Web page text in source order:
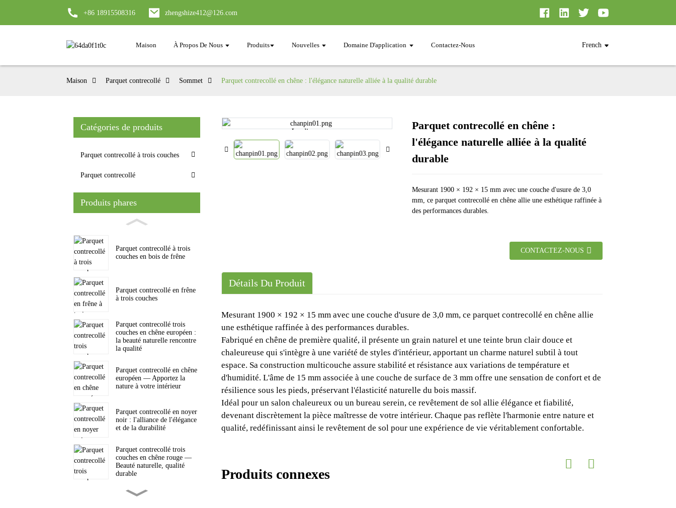
+86 18915508316 zhengshize412@126.com
Maison À Propos De Nous Produits Nouvelles Domaine D'application Contactez-Nous French
Maison Parquet contrecollé Sommet Parquet contrecollé en chêne : l'élégance naturelle alliée à la qualité durable
Catégories de produits
Parquet contrecollé à trois couches
Parquet contrecollé
Produits phares
Parquet contrecollé à trois
couches en bois de frêne
Parquet contrecollé en frêne
à trois couches
Parquet contrecollé trois
couches en chêne européen :
la beauté naturelle rencontre
la qualité
Parquet contrecollé en chêne
européen — Apportez la
nature à votre intérieur
Parquet contrecollé en noyer
noir : l'alliance de l'élégance
et de la durabilité
Parquet contrecollé trois
couches en chêne rouge —
Beauté naturelle, qualité
durable
Parquet contrecollé en chêne
Loading...
Loading... Loading...
Loading... Loading...
Loading...
Parquet contrecollé en chêne :
l'élégance naturelle alliée à la qualité
durable
Mesurant 1900 × 192 × 15 mm avec une couche d'usure de 3,0
mm, ce parquet contrecollé en chêne allie une esthétique raffinée à
des performances durables.
CONTACTEZ-NOUS
Détails Du Produit
Mesurant 1900 × 192 × 15 mm avec une couche d'usure de 3,0 mm, ce parquet contrecollé en chêne allie
une esthétique raffinée à des performances durables.
Fabriqué en chêne de première qualité, il présente un grain naturel et une teinte brun clair douce et
chaleureuse qui s'intègre à une variété de styles d'intérieur, apportant un charme naturel subtil à tout
espace. Sa construction multicouche assure stabilité et résistance aux variations de température et
d'humidité. L'âme de 15 mm associée à une couche de surface de 3 mm offre une sensation de confort et de
résilience sous les pieds, préservant l'élasticité naturelle du bois massif.
Idéal pour un salon chaleureux ou un bureau serein, ce revêtement de sol allie élégance et fiabilité,
devenant discrètement la pièce maîtresse de votre intérieur. Chaque pas reflète l'harmonie entre nature et
qualité, redéfinissant ainsi le revêtement de sol pour une expérience de vie véritablement confortable.
Produits connexes